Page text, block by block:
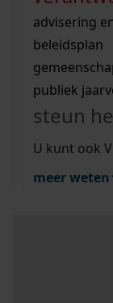
beeld en
uitleg
Wij helpen u
bekijk alle
Wij helpen u
bekijk alle
bekijk ons
advisering
beleidsplan
publiek
steun
U kunt ook
meer weten
Mijn Studiezaal